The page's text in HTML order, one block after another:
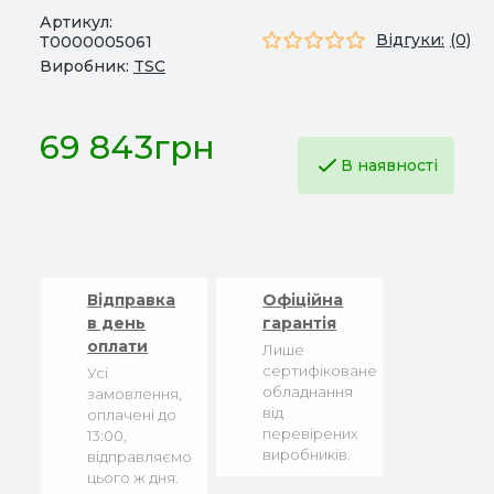
Артикул:
Т0000005061
Виробник: TSC
Відгуки: (0)
69 843грн В наявності
Відправка
в день
оплати
Усі
замовлення,
оплачені до
13:00,
відправляємо
цього ж дня.
Офіційна
гарантія
Лише
сертифіковане
обладнання
від
перевірених
виробників.